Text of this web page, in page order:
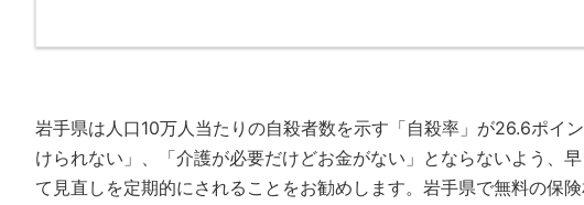
岩手県は人口10万人当たりの自殺者数を示す「自殺率」が26.6ポイ
けられない」、「介護が必要だけどお金がない」とならないよう、
て見直しを定期的にされることをお勧めします。岩手県で無料の保